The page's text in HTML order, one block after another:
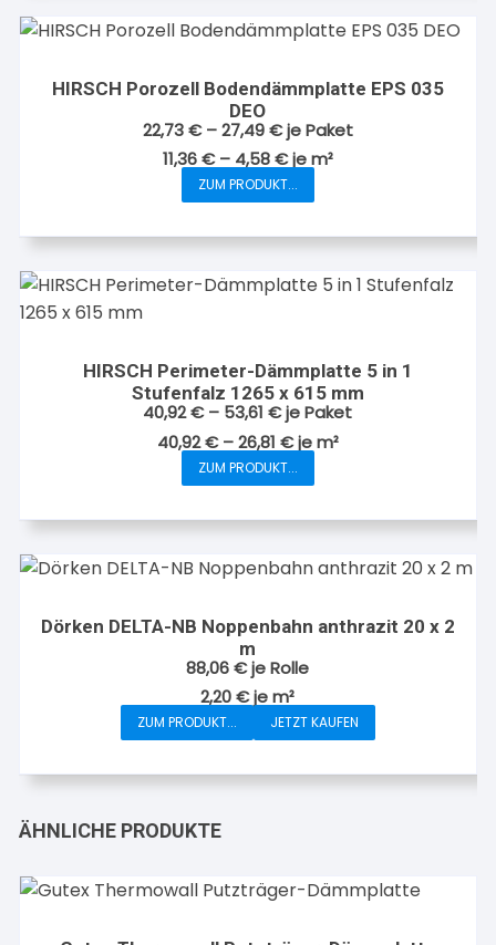
HIRSCH Porozell Bodendämmplatte EPS 035
DEO
22,73€–27,49€je Paket
11,36€– 4,58€jem²
ZUM PRODUKT...
Dieses
weist
mehrere
Varianten
Optionen
können
auf
der
Produktseite
gewählt
HIRSCH Perimeter-Dämmplatte 5 in 1
Stufenfalz 1265 x 615 mm
40,92€– 53,61€je Paket
40,92€–26,81 €jem²
ZUM PRODUKT...
Dieses
weist
mehrere
Die
Optionen
können
der
Produktseite
Dörken DELTA-NB Noppenbahn anthrazit 20 x 2
m
88,06€je Rolle
2,20€jem²
ZUM PRODUKT... JETZT KAUFEN
ÄHNLICHE PRODUKTE